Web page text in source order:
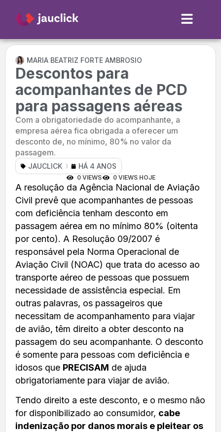
MARIA BEATRIZ FORTE AMBROSIO
Descontos para
acompanhantes de PCD
para passagens aéreas
Com a obrigatoriedade do acompanhante, a
empresa aérea fica obrigada a oferecer um
desconto de, no mínimo, 80% no valor da
passagem.
JAUCLICK HÁ 4 ANOS
0 VIEWS 0 VIEWS HOJE
A resolução da Agência Nacional de Aviação
Civil prevê que acompanhantes de pessoas
com deficiência tenham desconto em
passagem aérea em no mínimo 80% (oitenta
por cento). A Resolução 09/2007 é
responsável pela Norma Operacional de
Aviação Civil (NOAC) que trata do acesso ao
transporte aéreo de pessoas que possuem
necessidade de assistência especial. Em
outras palavras, os passageiros que
necessitam de acompanhamento para viajar
de avião, têm direito a obter desconto na
passagem do seu acompanhante. O desconto
é somente para pessoas com deficiência e
idosos que PRECISAM de ajuda
obrigatoriamente para viajar de avião.
Tendo direito a este desconto, e o mesmo não
for disponibilizado ao consumidor, cabe
indenização por danos morais e pleitear os